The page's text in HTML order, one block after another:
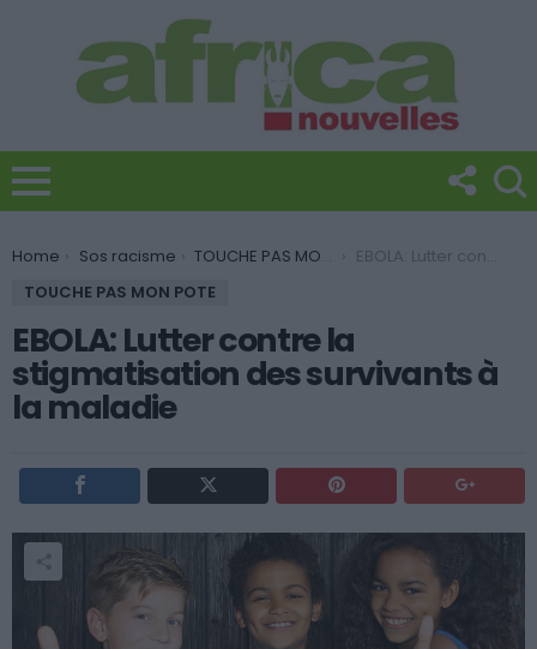
You are here:
Home Sos racisme TOUCHE PAS MON POTE
EBOLA: Lutter contre la stigmatisation des survivants à la maladie
TOUCHE PAS MON POTE
EBOLA: Lutter contre la
stigmatisation des survivants à
la maladie